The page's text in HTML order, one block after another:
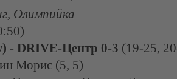
Олимпийка
- DRIVE-Центр 0-3 (19-25,
Морис (5, 5)